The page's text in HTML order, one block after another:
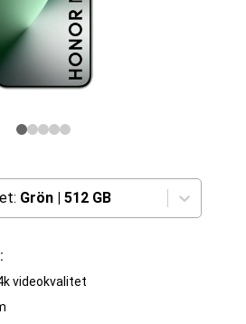
Grön | 512 GB
videokvalitet